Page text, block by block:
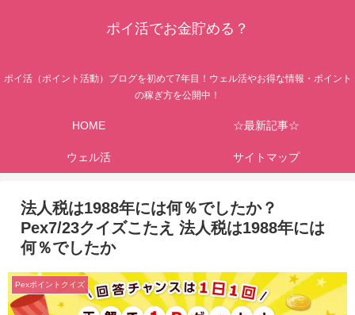
ポイ活でお金貯める？
ポイ活（ポイント活動）ブログを初めて7年目！ウェル活やお得な情報・ポイント
の稼ぎ方を公開中！
HOME ☆最新記事☆
ウェル活 サイトマップ
法人税は1988年には何％でしたか？
Pex7/23クイズこたえ 法人税は1988年には
何％でしたか
Pexポイントクイズ